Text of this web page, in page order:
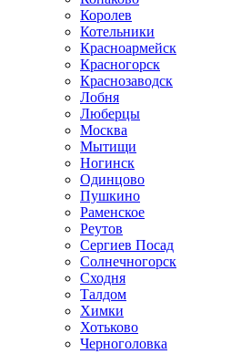
Королев
Котельники
Красноармейск
Красногорск
Краснозаводск
Лобня
Люберцы
Москва
Мытищи
Ногинск
Одинцово
Пушкино
Раменское
Реутов
Сергиев Посад
Солнечногорск
Сходня
Талдом
Химки
Хотьково
Черноголовка